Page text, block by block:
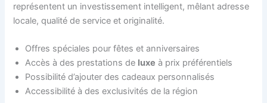
représentent un investissement intelligent, mêlant adresse
locale, qualité de service et originalité.
Offres spéciales pour fêtes et anniversaires
Accès à des prestations de luxe à prix préférentiels
Possibilité d’ajouter des cadeaux personnalisés
Accessibilité à des exclusivités de la région